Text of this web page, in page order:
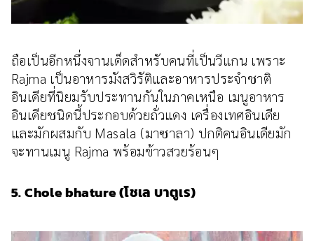
ถือเป็นอีกหนึ่งจานเด็ดสำหรับคนที่เป็นวีแกน เพราะ
Rajma เป็นอาหารมังสวิรัติและอาหารประจำชาติ
อินเดียที่นิยมรับประทานกันในภาคเหนือ เมนูอาหาร
อินเดียชนิดนี้ประกอบด้วยถั่วแดง เครื่องเทศอินเดีย
และมักผสมกับ Masala (มาซาลา) ปกติคนอินเดียมัก
จะทานเมนู Rajma พร้อมข้าวสวยร้อนๆ
5. Chole bhature (โชเล บาตูเร)